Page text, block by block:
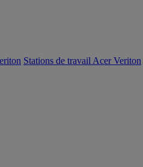
Stations de travail Acer Veriton